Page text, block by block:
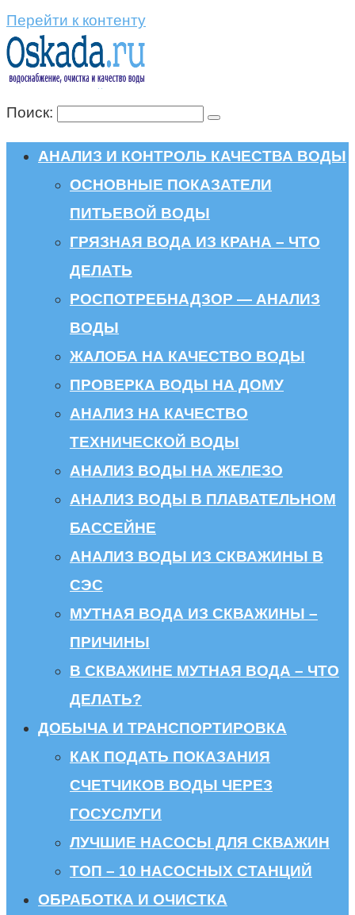
Перейти к контенту
Поиск:
АНАЛИЗ И КОНТРОЛЬ КАЧЕСТВА ВОДЫ
ОСНОВНЫЕ ПОКАЗАТЕЛИ
ПИТЬЕВОЙ ВОДЫ
ГРЯЗНАЯ ВОДА ИЗ КРАНА – ЧТО
ДЕЛАТЬ
РОСПОТРЕБНАДЗОР — АНАЛИЗ
ВОДЫ
ЖАЛОБА НА КАЧЕСТВО ВОДЫ
ПРОВЕРКА ВОДЫ НА ДОМУ
АНАЛИЗ НА КАЧЕСТВО
ТЕХНИЧЕСКОЙ ВОДЫ
АНАЛИЗ ВОДЫ НА ЖЕЛЕЗО
АНАЛИЗ ВОДЫ В ПЛАВАТЕЛЬНОМ
БАССЕЙНЕ
АНАЛИЗ ВОДЫ ИЗ СКВАЖИНЫ В
СЭС
МУТНАЯ ВОДА ИЗ СКВАЖИНЫ –
ПРИЧИНЫ
В СКВАЖИНЕ МУТНАЯ ВОДА – ЧТО
ДЕЛАТЬ?
ДОБЫЧА И ТРАНСПОРТИРОВКА
КАК ПОДАТЬ ПОКАЗАНИЯ
СЧЕТЧИКОВ ВОДЫ ЧЕРЕЗ
ГОСУСЛУГИ
ЛУЧШИЕ НАСОСЫ ДЛЯ СКВАЖИН
ТОП – 10 НАСОСНЫХ СТАНЦИЙ
ОБРАБОТКА И ОЧИСТКА